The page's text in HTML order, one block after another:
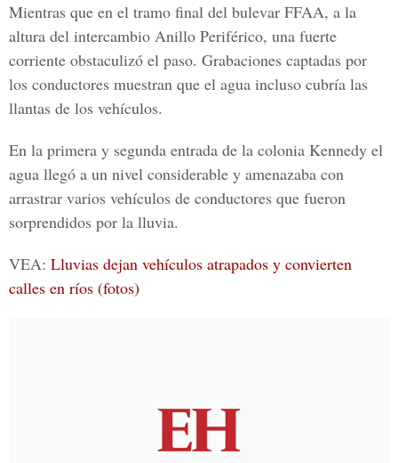
Mientras que en el tramo final del bulevar FFAA, a la
altura del intercambio Anillo Periférico, una fuerte
corriente obstaculizó el paso. Grabaciones captadas por
los conductores muestran que el agua incluso cubría las
llantas de los vehículos.
En la primera y segunda entrada de la colonia Kennedy el
agua llegó a un nivel considerable y amenazaba con
arrastrar varios vehículos de conductores que fueron
sorprendidos por la lluvia.
VEA: Lluvias dejan vehículos atrapados y convierten
calles en ríos (fotos)